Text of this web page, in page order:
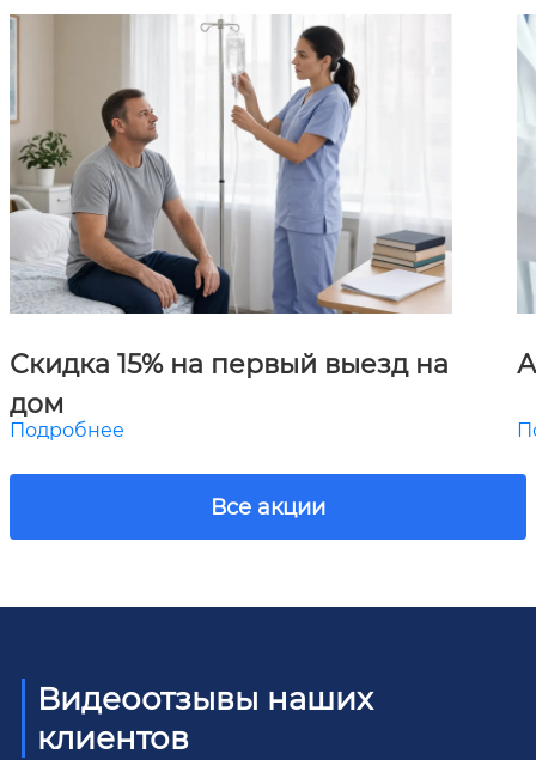
Скидка 15% на первый выезд на
дом
Подробнее
Все акции
Видеоотзывы наших
клиентов